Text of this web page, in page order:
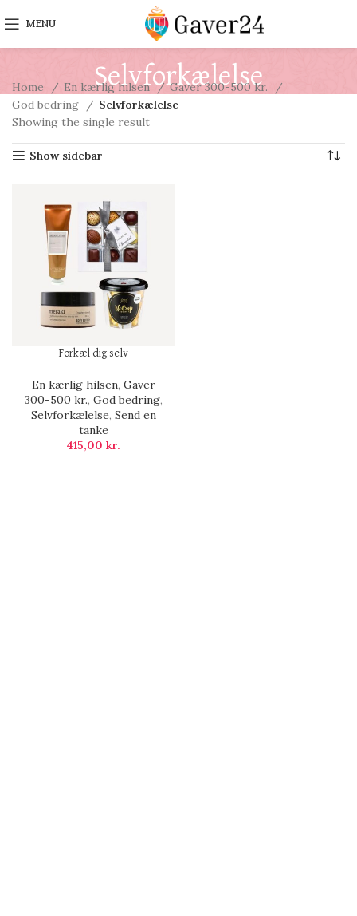
MENU
Selvforkælelse
Home En kærlig hilsen
Gaver 300-500 kr.
God bedring
Selvforkælelse
Showing the single result
Show sidebar
Forkæl dig selv
En kærlig hilsen, Gaver
300-500 kr., God bedring,
Selvforkælelse, Send en
tanke
415,00 kr.